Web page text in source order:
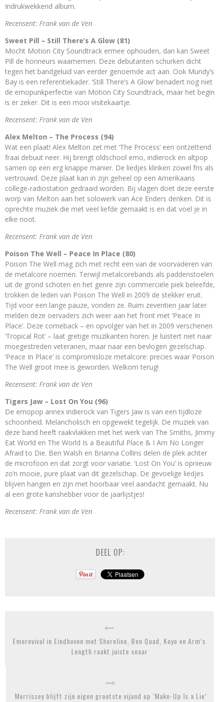
Indrukwekkend album.
Recensent: Frank van de Ven
Sweet Pill – Still There’s A Glow (81)
Mocht Motion City Soundtrack ermee ophouden, dan kan Sweet
Pill de honneurs waarnemen. Deze debutanten schurken dicht
tegen het bandgeluid van eerder genoemde act aan. Ook Mundy’s
Bay is een referentiekader. ‘Still There’s A Glow’ benadert nog niet
de emopunkperfectie van Motion City Soundtrack, maar het begin
is er zeker. Dit is een mooi visitekaartje.
Recensent: Frank van de Ven
Alex Melton – The Process (94)
Wat een plaat! Alex Melton zet met ‘The Process’ een ontzettend
fraai debuut neer. Hij brengt oldschool emo, indierock en altpop
samen op een erg knappe manier. De liedjes klinken zowel fris als
vertrouwd. Deze plaat kan in zijn geheel op een Amerikaans
college-radiostation gedraaid worden. Bij vlagen doet deze eerste
worp van Melton aan het solowerk van Ace Enders denken. Dit is
oprechte muziek die met veel liefde gemaakt is en dat voel je in
elke noot.
Recensent: Frank van de Ven
Poison The Well – Peace In Place (80)
Poison The Well mag zich met recht een van de voorvaderen van
de metalcore noemen. Terwijl metalcorebands als paddenstoelen
uit de grond schoten en het genre zijn commerciële piek beleefde,
trokken de leden van Poison The Well in 2009 de stekker eruit.
Tijd voor een lange pauze, vonden ze. Ruim zeventien jaar later
melden deze oervaders zich weer aan het front met ‘Peace In
Place’. Deze comeback – en opvolger van het in 2009 verschenen
‘Tropical Rot’ – laat gretige muzikanten horen. Je luistert niet naar
moegestreden veteranen, maar naar een bevlogen gezelschap.
‘Peace In Place’ is compromisloze metalcore: precies waar Poison
The Well groot mee is geworden. Welkom terug!
Recensent: Frank van de Ven
Tigers Jaw – Lost On You (96)
De emopop annex indierock van Tigers Jaw is van een tijdloze
schoonheid. Melancholisch en opgewekt tegelijk. De muziek van
deze band heeft raakvlakken met het werk van The Smiths, Jimmy
Eat World en The World Is a Beautiful Place & I Am No Longer
Afraid to Die. Ben Walsh en Brianna Collins delen de plek achter
de microfoon en dat zorgt voor variatie. ‘Lost On You’ is opnieuw
zo’n mooie, pure plaat van dit gezelschap. De gevoelige liedjes
blijven hangen en zijn met hoorbaar veel aandacht gemaakt. Nu
al een grote kanshebber voor de jaarlijstjes!
Recensent: Frank van de Ven
DEEL OP:
Emorevival in Eindhoven met Shoreline, Ben Quad, Koyo en Arm’s
Length raakt juiste snaar
Morrissey blijft zijn eigen grootste vijand op ‘Make-Up Is a Lie’